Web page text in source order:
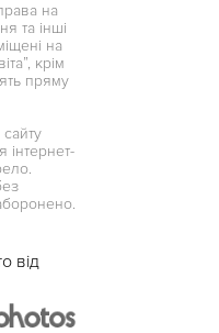
на
та інші
на
крім
пряму
від